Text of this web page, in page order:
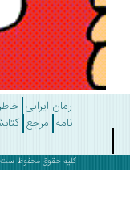
رمان ایرانی خاطره،
مرجع کتابشناسی
کلیه حقوق محفوظ است و